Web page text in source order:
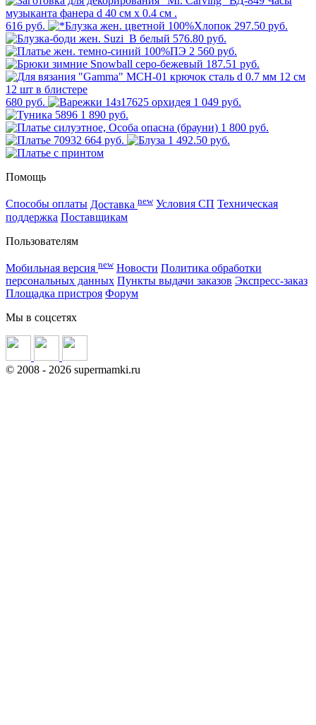
616 руб.
297.50 руб.
576.80 руб.
2 560 руб.
187.51 руб.
680 руб.
1 049 руб.
1 890 руб.
1 800 руб.
664 руб.
1 492.50 руб.
Помощь
Способы оплаты Доставка new Условия СП Техническая
поддержка Поставщикам
Пользователям
Мобильная версия new Новости Политика обработки
персональных данных Пункты выдачи заказов Экспресс-заказ
Площадка пристроя Форум
Мы в соцсетях
© 2008 - 2026 supermamki.ru